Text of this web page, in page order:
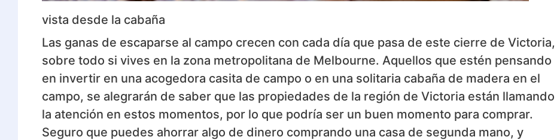
vista desde la cabaña
Las ganas de escaparse al campo crecen con cada día que pasa de este cierre de Victoria,
sobre todo si vives en la zona metropolitana de Melbourne. Aquellos que estén pensando
en invertir en una acogedora casita de campo o en una solitaria cabaña de madera en el
campo, se alegrarán de saber que las propiedades de la región de Victoria están llamando
la atención en estos momentos, por lo que podría ser un buen momento para comprar.
Seguro que puedes ahorrar algo de dinero comprando una casa de segunda mano, y